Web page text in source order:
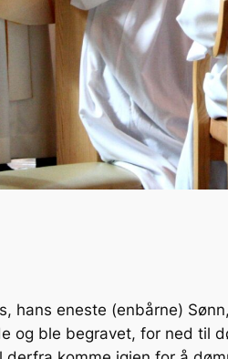
hans eneste (enbårne)
og ble begravet, for ned til